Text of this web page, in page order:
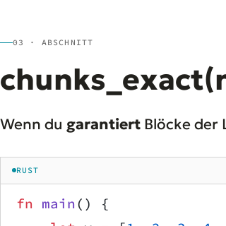
03 · ABSCHNITT
Wenn du garantiert Blöcke der
RUST
fn main () {